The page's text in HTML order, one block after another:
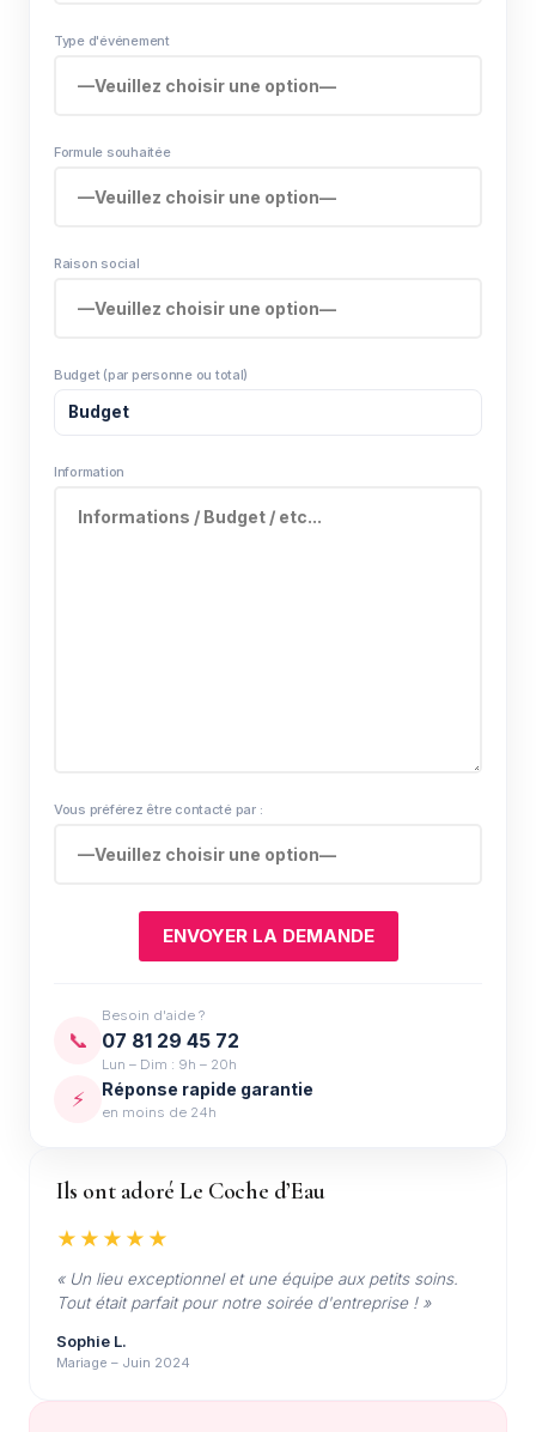
Type d'événement
Formule souhaitée
Raison social
Budget (par personne ou total)
Information
Vous préférez être contacté par :
📞
Besoin d'aide ?
07 81 29 45 72
Lun – Dim : 9h – 20h
⚡ Réponse rapide garantie
en moins de 24h
Ils ont adoré Le Coche d’Eau
★★★★★
« Un lieu exceptionnel et une équipe aux petits soins.
Tout était parfait pour notre soirée d'entreprise ! »
Sophie L.
Mariage – Juin 2024